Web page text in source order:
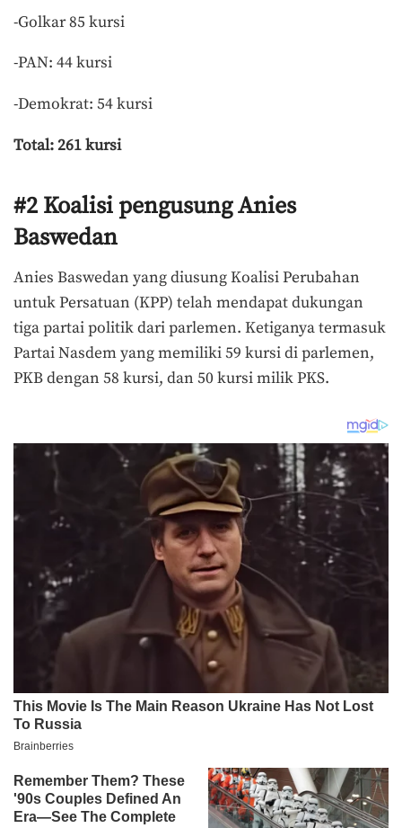
-Golkar 85 kursi
-PAN: 44 kursi
-Demokrat: 54 kursi
Total: 261 kursi
#2 Koalisi pengusung Anies
Baswedan
Anies Baswedan yang diusung Koalisi Perubahan
untuk Persatuan (KPP) telah mendapat dukungan
tiga partai politik dari parlemen. Ketiganya termasuk
Partai Nasdem yang memiliki 59 kursi di parlemen,
PKB dengan 58 kursi, dan 50 kursi milik PKS.